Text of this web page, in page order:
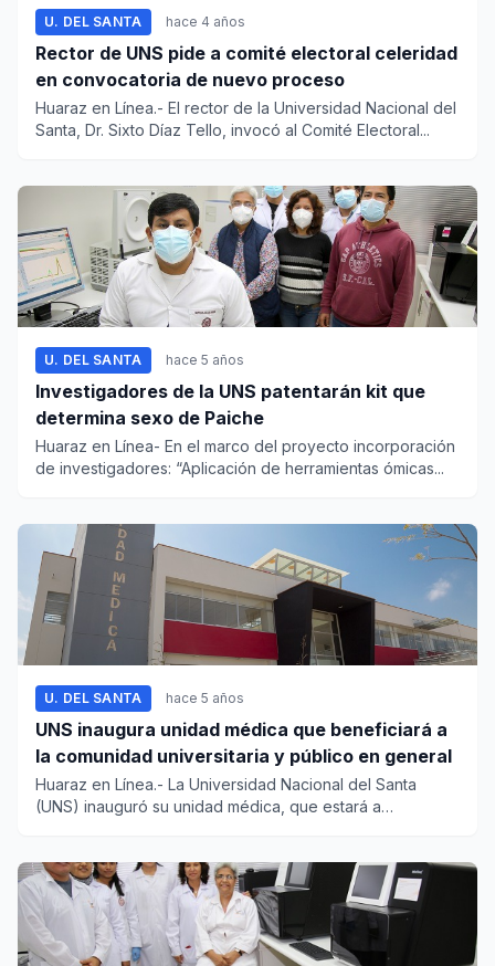
U. DEL SANTA hace 4 años
Rector de UNS pide a comité electoral celeridad
en convocatoria de nuevo proceso
Huaraz en Línea.- El rector de la Universidad Nacional del
Santa, Dr. Sixto Díaz Tello, invocó al Comité Electoral...
U. DEL SANTA hace 5 años
Investigadores de la UNS patentarán kit que
determina sexo de Paiche
Huaraz en Línea- En el marco del proyecto incorporación
de investigadores: “Aplicación de herramientas ómicas...
U. DEL SANTA hace 5 años
UNS inaugura unidad médica que beneficiará a
la comunidad universitaria y público en general
Huaraz en Línea.- La Universidad Nacional del Santa
(UNS) inauguró su unidad médica, que estará a